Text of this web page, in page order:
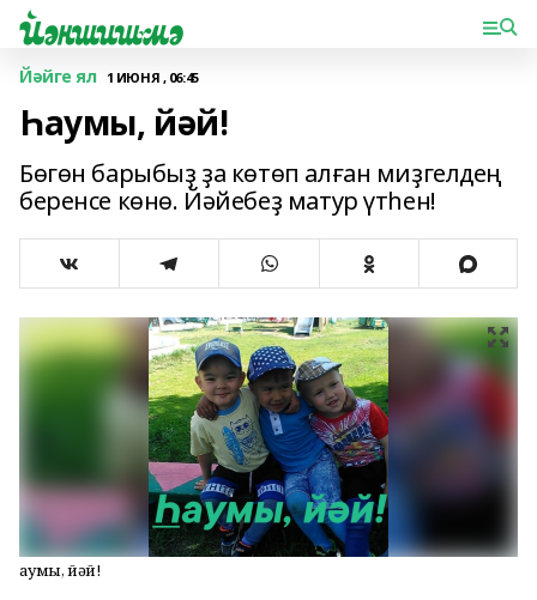
Йәйге ял 1 ИЮНЯ , 06:45
Һаумы, йәй!
Бөгөн барыбыҙ ҙа көтөп алған миҙгелдең
беренсе көнө. Йәйебеҙ матур үтһен!
Һаумы, йәй!